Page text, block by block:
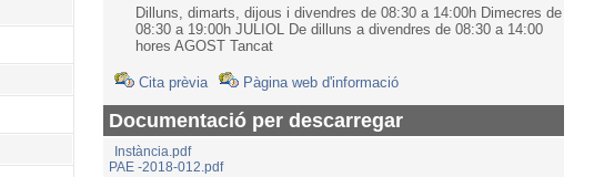
Dilluns, dimarts, dijous i divendres de 08:30 a 14:00h Dimecres de
08:30 a 19:00h JULIOL De dilluns a divendres de 08:30 a 14:00
hores AGOST Tancat
Cita prèvia Pàgina web d'informació
Documentació per descarregar
Instància.pdf
PAE -2018-012.pdf